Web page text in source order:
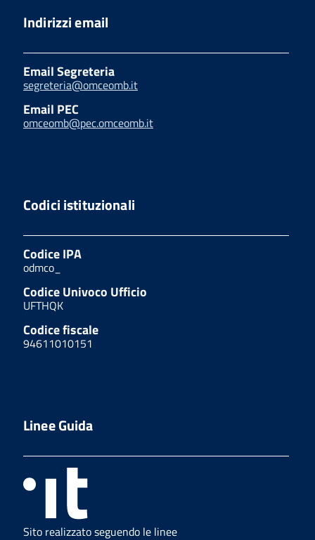
Indirizzi email
Email Segreteria
segreteria@omceomb.it
Email PEC
omceomb@pec.omceomb.it
Codici istituzionali
Codice IPA
odmco_
Codice Univoco Ufficio
UFTHQK
Codice fiscale
94611010151
Linee Guida
Sito realizzato seguendo le linee